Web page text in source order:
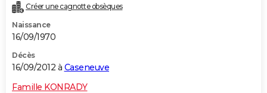
Créer une cagnotte obsèques
Naissance
16/09/1970
Décès
16/09/2012 à Caseneuve
Famille KONRADY